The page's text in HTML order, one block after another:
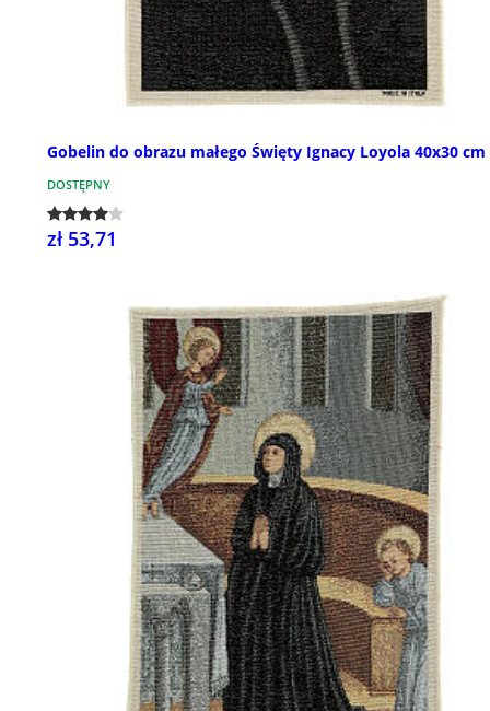
Gobelin do obrazu małego Święty Ignacy Loyola 40x30 cm
DOSTĘPNY
zł 53,71